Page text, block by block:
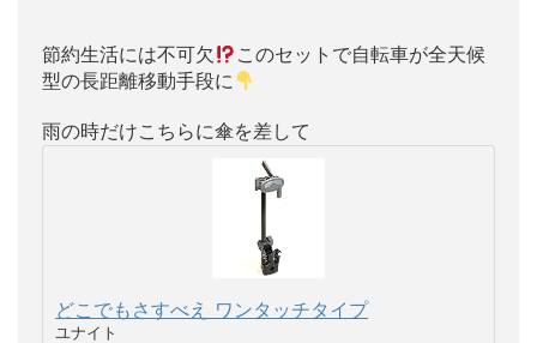
節約生活には不可欠
このセットで自転車が全天候
型の長距離移動手段に
雨の時だけこちらに傘を差して
どこでもさすべえ ワンタッチタイプ
ユナイト